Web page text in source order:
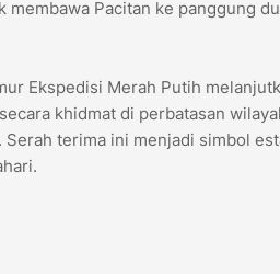
Pacitan ke panggung
Ekspedisi Merah Putih
khidmat di perbatasan
terima ini menjadi simbol